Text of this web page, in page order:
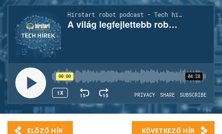
TECH HÍREK
FILM-ZENE-SZÓRAKOZÁS
PLAYLIST
MI AZ A ROBOT PODCAST?